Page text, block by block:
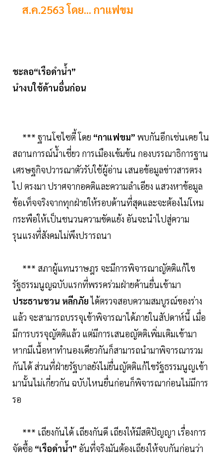
ส.ค.2563 โดย... กาแฟขม
ชะลอ“เรือดำน้ำ”
นำงบใช้ด้านอื่นก่อน
*** ฐานโซไซตี้ โดย “กาแฟขม” พบกันอีกเช่นเคย ใน
สถานการณ์น้ำเชี่ยว การเมืองเข้มข้น กองบรรณาธิการฐาน
เศรษฐกิจปวารณาตัวรับใช้ผู้อ่าน เสนอข้อมูลข่าวสารตรง
ไป ตรงมา ปราศจากอคติและความลำเอียง แสวงหาข้อมูล
ข้อเท็จจริงจากทุกฝ่ายให้รอบด้านที่สุดและจะต้องไม่โหม
กระพือให้เป็นชนวนความขัดแย้ง อันจะนำไปสู่ความ
รุนแรงที่สังคมไม่พึงปรารถนา
*** สภาผู้แทนราษฎร จะมีการพิจารณาญัตติแก้ไข
รัฐธรรมนูญฉบับแรกที่พรรคร่วมฝ่ายค้านยื่นเข้ามา
ประธานชวน หลีกภัยได้ตรวจสอบความสมบูรณ์ของร่าง
แล้ว จะสามารถบรรจุเข้าพิจารณาได้ภายในสัปดาห์นี้ เมื่อ
มีการบรรจุญัตติแล้ว แต่มีการเสนอญัตติเพิ่มเติมเข้ามา
หากมีเนื้อหาทำนองเดียวกันก็สามารถนำมาพิจารณารวม
กันได้ ส่วนที่ฝ่ายรัฐบาลยังไม่ยื่นญัตติแก้ไขรัฐธรรมนูญเข้า
มานั้นไม่เกี่ยวกัน ฉบับไหนยื่นก่อนก็พิจารณาก่อนไม่มีการ
รอ
*** เถียงกันได้ เถียงกันดี เถียงให้มีสติปัญญา เรื่องการ
จัดซื้อ “เรือดำน้ำ” อันที่จริงมันต้องเถียงให้จบกันก่อนว่า